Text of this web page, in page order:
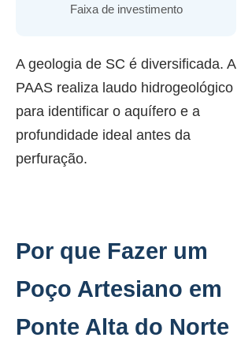
Faixa de investimento
A geologia de SC é diversificada. A
PAAS realiza laudo hidrogeológico
para identificar o aquífero e a
profundidade ideal antes da
perfuração.
Por que Fazer um
Poço Artesiano em
Ponte Alta do Norte